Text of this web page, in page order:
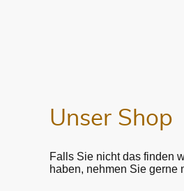
Unser Shop
Falls Sie nicht das finden
haben, nehmen Sie gerne